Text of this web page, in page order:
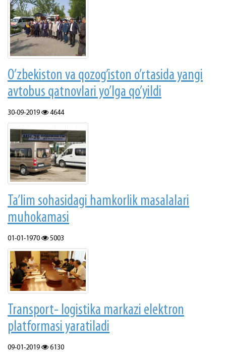
O’zbеkistоn vа qоzоg’istоn o’rtаsidа yangi
аvtоbus qаtnоvlаri yo’lgа qo’yildi
30-09-2019 4644
Ta’lim sohasidagi hamkorlik masalalari
muhokamasi
01-01-1970 5003
Transport- logistika markazi elektron
platformasi yaratiladi
09-01-2019 6130